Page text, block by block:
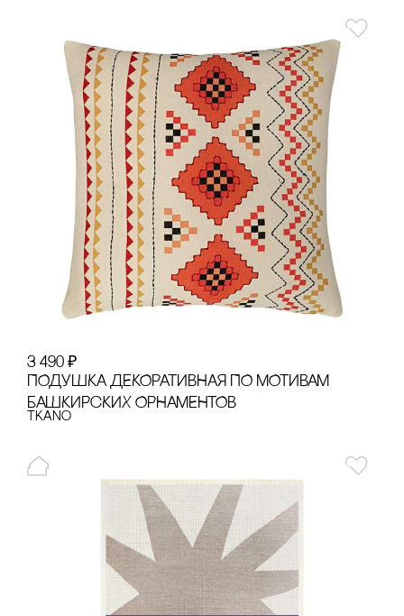
3 490 ₽
ПОДУШКА ДЕКОРАТИВНАЯ ПО МОТИВАМ
БАШКИРсКИХ ОРНАМЕНТОВ
Tkano